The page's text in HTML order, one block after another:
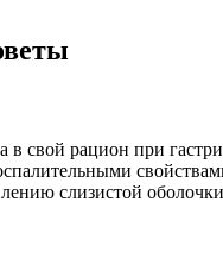
в свой рацион при
слизистой